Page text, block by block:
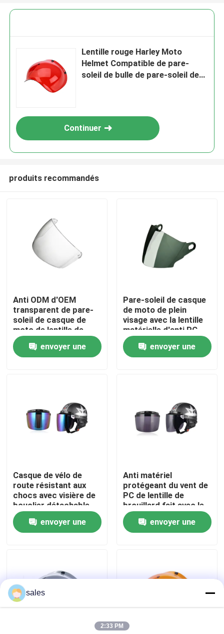
Maison
Au sujet de nous
Contactez-nous
Nouvelles
Cas
Anti brouillard lunettes de natation
Lunettes de verres de sûreté
Lentille rouge Harley Moto
Helmet Compatible de pare-
soleil de bulle de pare-soleil de
Continuer
produits recommandés
Anti ODM d'OEM
transparent de pare-
soleil de casque de
moto de lentille de
brouillard disponible
envoyer une
Pare-soleil de casque
de moto de plein
visage avec la lentille
matérielle d'anti PC
d'éraflure
envoyer une
Casque de vélo de
route résistant aux
chocs avec visière de
bouclier détachable
envoyer une
Anti matériel
protégeant du vent de
PC de lentille de
brouillard fait avec le
casque ouvert de
visage de moto
envoyer une
sales
2:33 PM